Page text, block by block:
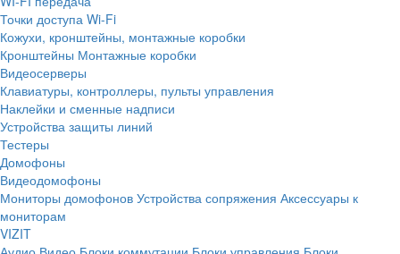
Точки доступа Wi-Fi
Кожухи, кронштейны, монтажные коробки
Кронштейны Монтажные коробки
Видеосерверы
Клавиатуры, контроллеры, пульты управления
Наклейки и сменные надписи
Устройства защиты линий
Тестеры
Домофоны
Видеодомофоны
Мониторы домофонов Устройства сопряжения Аксессуары к
мониторам
VIZIT